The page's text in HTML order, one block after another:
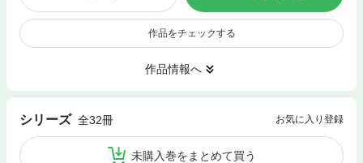
作品をチェックする
作品情報へ
シリーズ 全32冊 お気に入り登録
未購入巻をまとめて買う